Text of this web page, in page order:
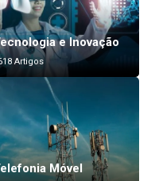
e Inovação
Artigos
Móvel